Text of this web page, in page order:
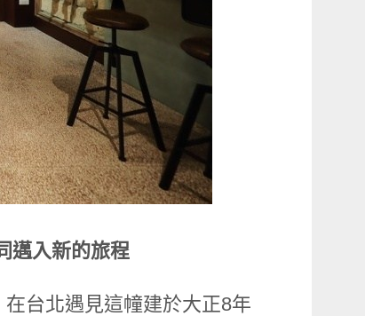
邁入新的旅程
台北遇見這幢建於大正8年